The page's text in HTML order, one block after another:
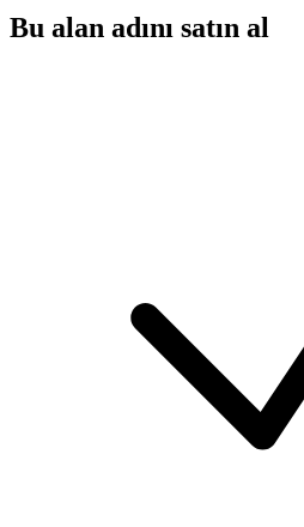
Bu alan adını satın al